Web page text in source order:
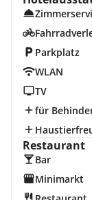
Parkplatz
WLAN
TV
für
Restaurant
Bar
Minimarkt